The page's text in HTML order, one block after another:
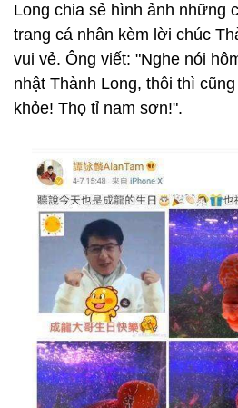
Long chia sẻ hình ảnh những
trang cá nhân kèm lời chúc
vui vẻ. Ông viết: "Nghe nói
nhật Thành Long, thôi thì
khỏe! Thọ tỉ nam sơn!".